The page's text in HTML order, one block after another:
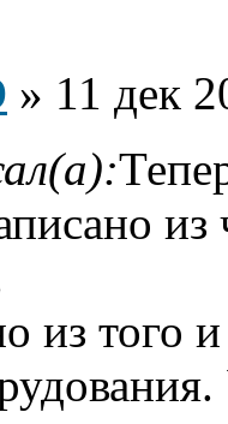
» 11 дек
из
из того и